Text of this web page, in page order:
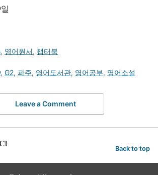
, 영어원서, 챕터북
, G2, 파주, 영어도서관, 영어공부, 영어소설
Leave a Comment
Back to top